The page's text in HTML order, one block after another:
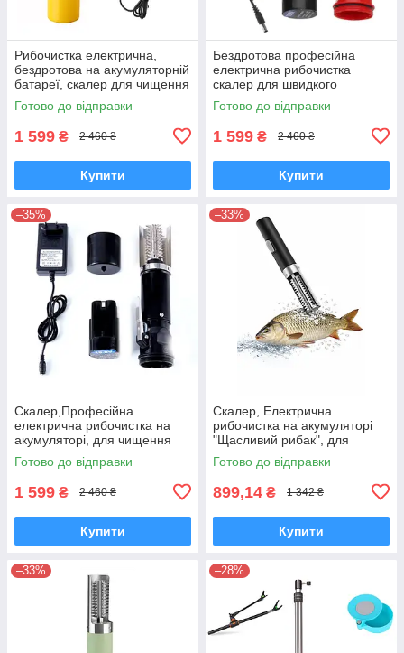
Рибочистка електрична,
бездротова на акумуляторній
батареї, скалер для чищення
риби, жовта
Готово до відправки
1 599 ₴ 2 460 ₴
Купити
Бездротова професійна
електрична рибочистка
скалер для швидкого
видалення луски, на
акумуляторній батареї,
Готово до відправки
1 599 ₴ 2 460 ₴
Купити
–35%
Скалер,Професійна
електрична рибочистка на
акумуляторі, для чищення
риби від луски, бездротова,
чорна
Готово до відправки
1 599 ₴ 2 460 ₴
Купити
–33%
Скалер, Електрична
рибочистка на акумуляторі
"Щасливий рибак", для
чищення риби від луски,
бездротова Чорний
Готово до відправки
899,14 ₴ 1 342 ₴
Купити
–33% –28%